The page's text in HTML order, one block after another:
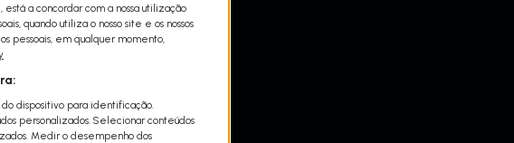
a concordar com a nossa utilização
quando utiliza o nosso site e os nossos
pessoais, em qualquer momento,
dispositivo para identificação.
personalizados. Selecionar conteúdos
Medir o desempenho dos